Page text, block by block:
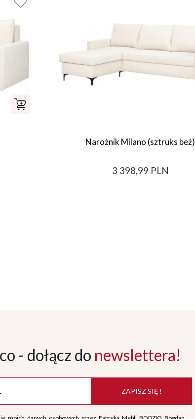
Narożnik Milano (sztruks beż)
3 398,99 PLN
- dołącz do newslettera!
ZAPISZ SIĘ !